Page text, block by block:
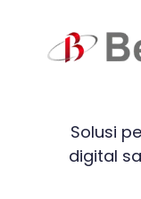
Solusi
digital